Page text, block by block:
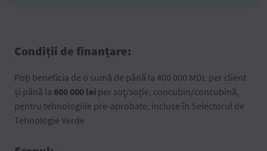
Condiții de finanțare:
Poți beneficia de o sumă de până la 400 000 MDL per client
și până la 600 000 lei per soț/soție, concubin/concubină,
pentru tehnologiile pre-aprobate, incluse în Selectorul de
Tehnologie Verde